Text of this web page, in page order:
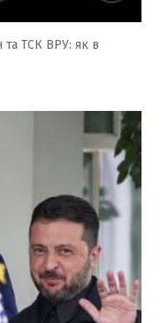
ТСК ВРУ: як в